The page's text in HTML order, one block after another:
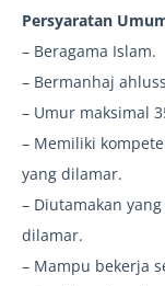
Persyaratan
– Beragama Islam.
– Bermanhaj
– Umur maksimal
– Memiliki
yang dilamar.
– Diutamakan
dilamar.
– Mampu bekerja